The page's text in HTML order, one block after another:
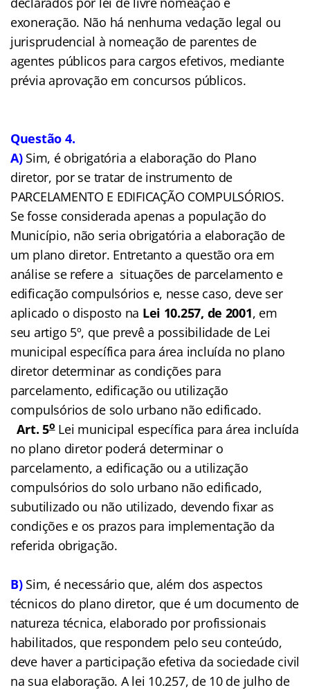
exoneração. Não há nenhuma vedação legal ou
jurisprudencial à nomeação de parentes de
agentes públicos para cargos efetivos, mediante
prévia aprovação em concursos públicos.
Questão 4.
A) Sim, é obrigatória a elaboração do Plano
diretor, por se tratar de instrumento de
PARCELAMENTO E EDIFICAÇÃO COMPULSÓRIOS.
Se fosse considerada apenas a população do
Município, não seria obrigatória a elaboração de
um plano diretor. Entretanto a questão ora em
análise se refere a situações de parcelamento e
edificação compulsórios e, nesse caso, deve ser
aplicado o disposto na Lei 10.257, de 2001, em
seu artigo 5º, que prevê a possibilidade de Lei
municipal específica para área incluída no plano
diretor determinar as condições para
parcelamento, edificação ou utilização
compulsórios de solo urbano não edificado.
Art. 5oLei municipal específica para área incluída
no plano diretor poderá determinar o
parcelamento, a edificação ou a utilização
compulsórios do solo urbano não edificado,
subutilizado ou não utilizado, devendo fixar as
condições e os prazos para implementação da
referida obrigação.
B) Sim, é necessário que, além dos aspectos
técnicos do plano diretor, que é um documento de
natureza técnica, elaborado por profissionais
habilitados, que respondem pelo seu conteúdo,
deve haver a participação efetiva da sociedade civil
na sua elaboração. A lei 10.257, de 10 de julho de